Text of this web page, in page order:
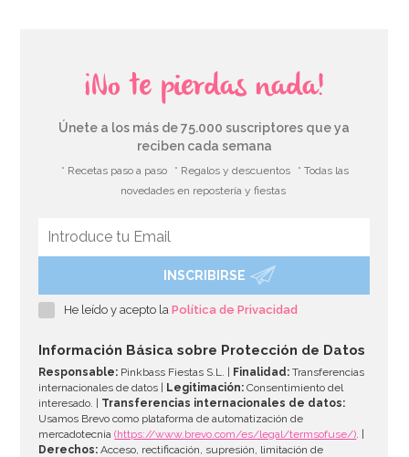
Cortador de Galletas Pollito 7 cm
AÑADIR
¡No te pierdas nada!
Únete a los más de 75.000 suscriptores que ya
reciben cada semana
* Recetas paso a paso * Regalos y descuentos
* Todas las
novedades en repostería y fiestas
INSCRIBIRSE
He leído y acepto laPolítica de Privacidad
Información Básica sobre Protección de Datos
Responsable: Pinkbass Fiestas S.L. | Finalidad: Transferencias
internacionales de datos |
Legitimación: Consentimiento del
interesado. | Transferencias internacionales de datos:
Usamos Brevo como plataforma de automatización de
mercadotecnia(https://www.brevo.com/es/legal/termsofuse/). |
Derechos: Acceso, rectificación, supresión, limitación de